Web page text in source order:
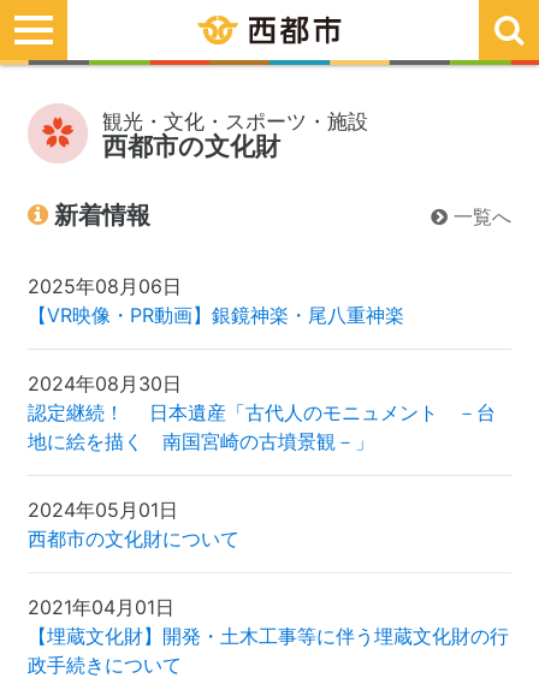
toggle
navigation
観光・文化・スポーツ・施設
西都市の文化財
新着情報 一覧へ
2025年08月06日
【VR映像・PR動画】銀鏡神楽・尾八重神楽
2024年08月30日
認定継続！ 日本遺産「古代人のモニュメント －台
地に絵を描く 南国宮崎の古墳景観－」
2024年05月01日
西都市の文化財について
2021年04月01日
【埋蔵文化財】開発・土木工事等に伴う埋蔵文化財の行
政手続きについて